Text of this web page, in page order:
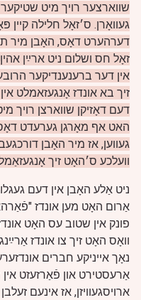
שווארצער רויך מיט
געוואָרן. ס׳זאָל חלילה
דערהערט דאָס, האָבן מיר
זאָל חס ושלום ניט ארײַן
אין דער ברענענדיקער
זיך בא אונדז אָנגעזאמלט
דעם דאָזיקן שווארצן רויך
האט אף מאָרגן גערעדט
געווען, אז מיר האָבן
וועלכע ס׳האָט זיך
ניט אַלע האָבן אין דעם
אַרום האָט מען אונדז
פונק אין שטוב עס האָט
וואָס האָט זיך צו אונדז
נאָך אייניקע חברים
אַרעסטירט און פֿאַרזעזט
ארויסגעוויזן, אז אינעם